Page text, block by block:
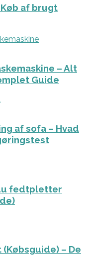
af brugt
– Alt
Guide
af sofa – Hvad
fedtpletter
– De